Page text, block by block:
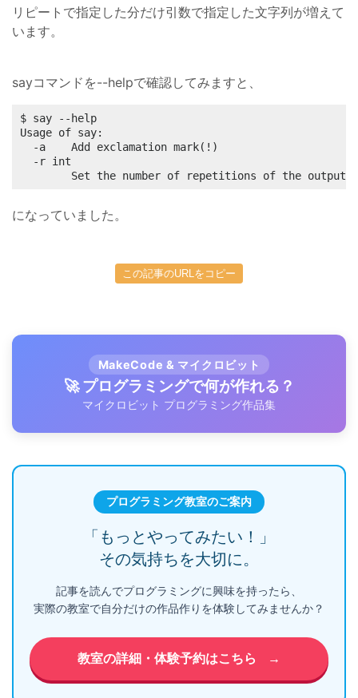
リピートで指定した分だけ引数で指定した文字列が増えて
います。
sayコマンドを--helpで確認してみますと、
$ say --help
Usage of say:
  -a    Add exclamation mark(!)
  -r int
Set the number of repetitions of the output
になっていました。
この記事のURLをコピー
MakeCode & マイクロビット
🚀 プログラミングで何が作れる？
マイクロビット プログラミング作品集
プログラミング教室のご案内
「もっとやってみたい！」
その気持ちを大切に。
記事を読んでプログラミングに興味を持ったら、
実際の教室で自分だけの作品作りを体験してみませんか？
教室の詳細・体験予約はこちら →